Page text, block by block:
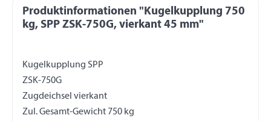
Produktinformationen "Kugelkupplung 750
kg, SPP ZSK-750G, vierkant 45 mm"
Kugelkupplung SPP
ZSK-750G
Zugdeichsel vierkant
Zul. Gesamt-Gewicht 750 kg